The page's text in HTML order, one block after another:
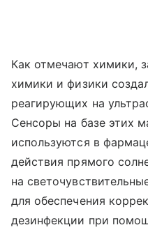
Как отмечают химики,
химики и физики
реагирующих на
Сенсоры на базе этих
используются в
действия прямого
на
для обеспечения
дезинфекции при